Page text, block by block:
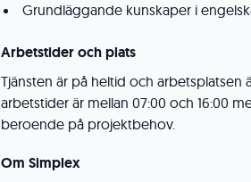
Grundläggande kunskaper i
Arbetstider och plats
Tjänsten är på heltid och arbetsplatsen
arbetstider är mellan 07:00 och 16:00
beroende på projektbehov.
Om Simplex